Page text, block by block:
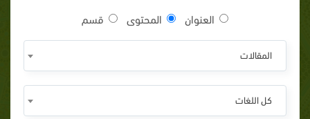
العنوان المحتوى قسم
المقالات
كل اللغات